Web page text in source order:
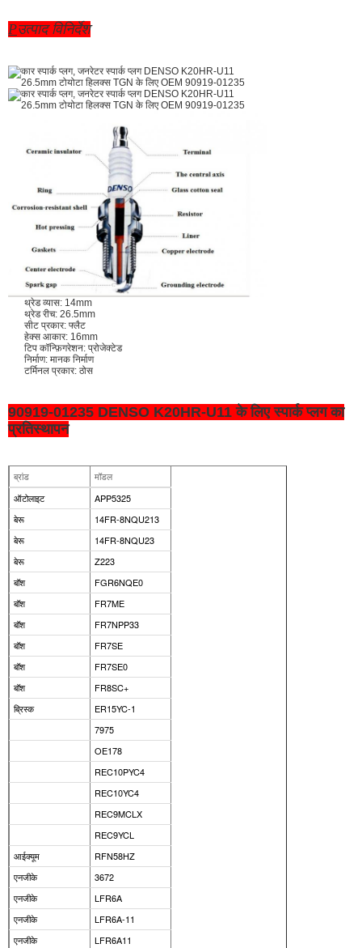
Pउत्पाद विनिर्देश
थ्रेड व्यास: 14mm
थ्रेड रीच: 26.5mm
सीट प्रकार: फ्लैट
हेक्स आकार: 16mm
टिप कॉन्फ़िगरेशन: प्रोजेक्टेड
निर्माण: मानक निर्माण
टर्मिनल प्रकार: ठोस
90919-01235 DENSO K20HR-U11 के लिए स्पार्क प्लग का
प्रतिस्थापन
ब्रांड
मॉडल
ऑटोलाइट
APP5325
बेरू
14FR-8NQU213
बेरू
14FR-8NQU23
बेरू
Z223
बॉश
FGR6NQE0
बॉश
FR7ME
बॉश
FR7NPP33
बॉश
FR7SE
बॉश
FR7SE0
बॉश
FR8SC+
ब्रिस्क
ER15YC-1
7975
OE178
REC10PYC4
REC10YC4
REC9MCLX
REC9YCL
आईक्यूम
RFN58HZ
एनजीके
3672
एनजीके
LFR6A
एनजीके
LFR6A-11
एनजीके
LFR6A11